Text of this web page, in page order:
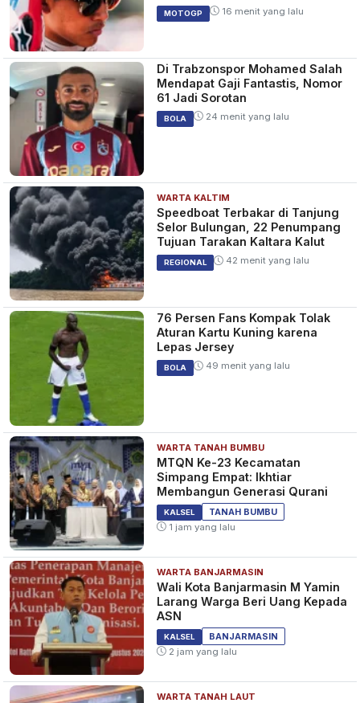
MOTOGP 16 menit yang lalu
Di Trabzonspor Mohamed Salah
Mendapat Gaji Fantastis, Nomor
61 Jadi Sorotan
BOLA 24 menit yang lalu
WARTA KALTIM
Speedboat Terbakar di Tanjung
Selor Bulungan, 22 Penumpang
Tujuan Tarakan Kaltara Kalut
REGIONAL 42 menit yang lalu
76 Persen Fans Kompak Tolak
Aturan Kartu Kuning karena
Lepas Jersey
BOLA 49 menit yang lalu
WARTA TANAH BUMBU
MTQN Ke-23 Kecamatan
Simpang Empat: Ikhtiar
Membangun Generasi Qurani
KALSEL
TANAH BUMBU
1 jam yang lalu
WARTA BANJARMASIN
Wali Kota Banjarmasin M Yamin
Larang Warga Beri Uang Kepada
ASN
KALSEL
BANJARMASIN
2 jam yang lalu
WARTA TANAH LAUT